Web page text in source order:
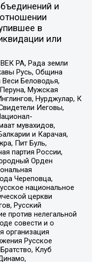
и
в
или
РА, Рада земли
Русь, Община
Беловодья,
Мужская
Нурджулар, К
Иеговы,
мувахидов,
и Карачая,
Пит Буль,
партия России,
Орден
Череповца,
национальное
церкви
Русский
против нелегальной
совести и о
организация
Русское
Клуб